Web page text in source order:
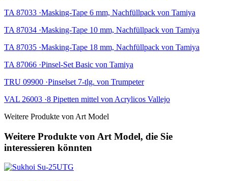
TA 87033 ·Masking-Tape 6 mm, Nachfüllpack von Tamiya
TA 87034 ·Masking-Tape 10 mm, Nachfüllpack von Tamiya
TA 87035 ·Masking-Tape 18 mm, Nachfüllpack von Tamiya
TA 87066 ·Pinsel-Set Basic von Tamiya
TRU 09900 ·Pinselset 7-tlg. von Trumpeter
VAL 26003 ·8 Pipetten mittel von Acrylicos Vallejo
Weitere Produkte von Art Model
Weitere Produkte von Art Model, die Sie
interessieren könnten